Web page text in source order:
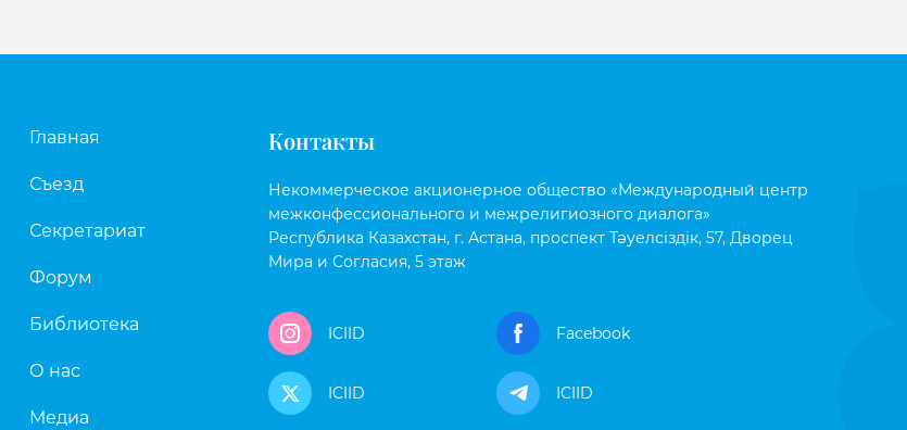
Главная
Съезд
Секретариат
Форум
Библиотека
О нас
Медиа
Контакты
Некоммерческое акционерное общество «Международный центр
межконфессионального и межрелигиозного диалога»
Республика Казахстан, г. Астана, проспект Тәуелсіздік, 57, Дворец
Мира и Согласия, 5 этаж
ICIID Facebook
ICIID ICIID